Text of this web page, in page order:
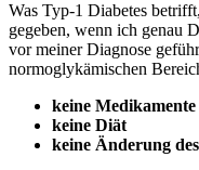
Was Typ-1 Diabetes
gegeben, wenn ich genau
vor meiner Diagnose
normoglykämischen
keine Medikamente
keine Diät
keine Änderung